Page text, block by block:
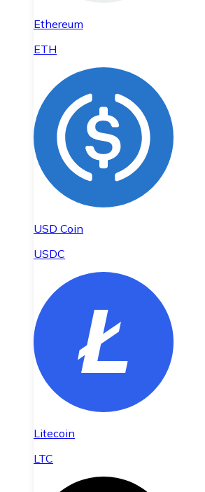
Ethereum
ETH
USD Coin
USDC
Litecoin
LTC